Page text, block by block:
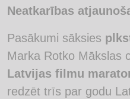
Neatkarības
Pasākumi sāksies
Marka Rotko Mākslas
Latvijas filmu
redzēt trīs par godu